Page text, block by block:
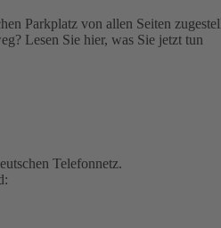
Parkplatz von allen Seiten
Lesen Sie hier, was Sie jetzt tun
Telefonnetz.